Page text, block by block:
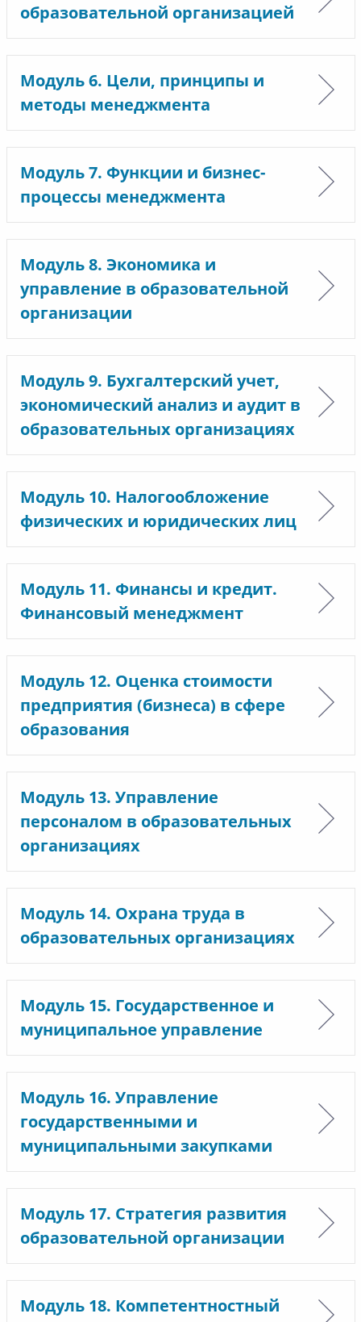
образовательной организацией
Модуль 6. Цели, принципы и
методы менеджмента
Модуль 7. Функции и бизнес-
процессы менеджмента
Модуль 8. Экономика и
управление в образовательной
организации
Модуль 9. Бухгалтерский учет,
экономический анализ и аудит в
образовательных организациях
Модуль 10. Налогообложение
физических и юридических лиц
Модуль 11. Финансы и кредит.
Финансовый менеджмент
Модуль 12. Оценка стоимости
предприятия (бизнеса) в сфере
образования
Модуль 13. Управление
персоналом в образовательных
организациях
Модуль 14. Охрана труда в
образовательных организациях
Модуль 15. Государственное и
муниципальное управление
Модуль 16. Управление
государственными и
муниципальными закупками
Модуль 17. Стратегия развития
образовательной организации
Модуль 18. Компетентностный